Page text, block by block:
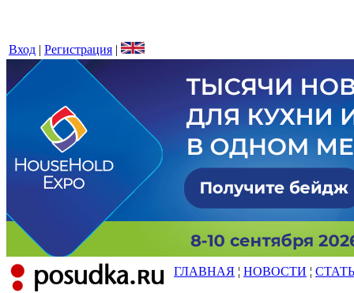
Вход | Регистрация |
ГЛАВНАЯ ¦ НОВОСТИ ¦